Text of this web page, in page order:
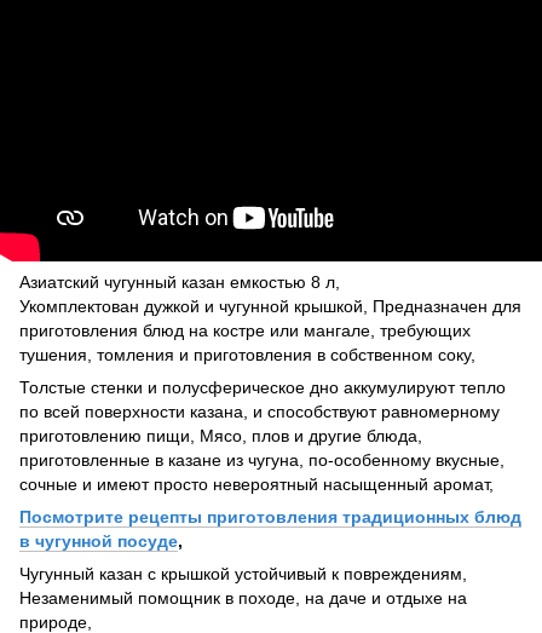
Азиатский чугунный казан емкостью 8 л,
Укомплектован дужкой и чугунной крышкой, Предназначен для
приготовления блюд на костре или мангале, требующих
тушения, томления и приготовления в собственном соку,
Толстые стенки и полусферическое дно аккумулируют тепло
по всей поверхности казана, и способствуют равномерному
приготовлению пищи, Мясо, плов и другие блюда,
приготовленные в казане из чугуна, по-особенному вкусные,
сочные и имеют просто невероятный насыщенный аромат,
Посмотрите рецепты приготовления традиционных блюд
в чугунной посуде,
Чугунный казан с крышкой устойчивый к повреждениям,
Незаменимый помощник в походе, на даче и отдыхе на
природе,